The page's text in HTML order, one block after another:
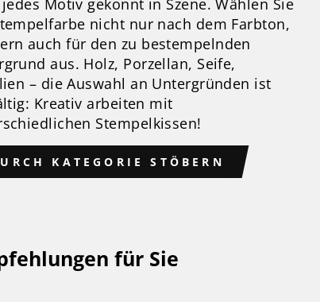
nicht nur nach dem Farbton,
auch für den zu bestempelnden
aus. Holz, Porzellan, Seife,
– die Auswahl an Untergründen ist
Kreativ arbeiten mit
Stempelkissen!
KATEGORIE STÖBERN
für Sie